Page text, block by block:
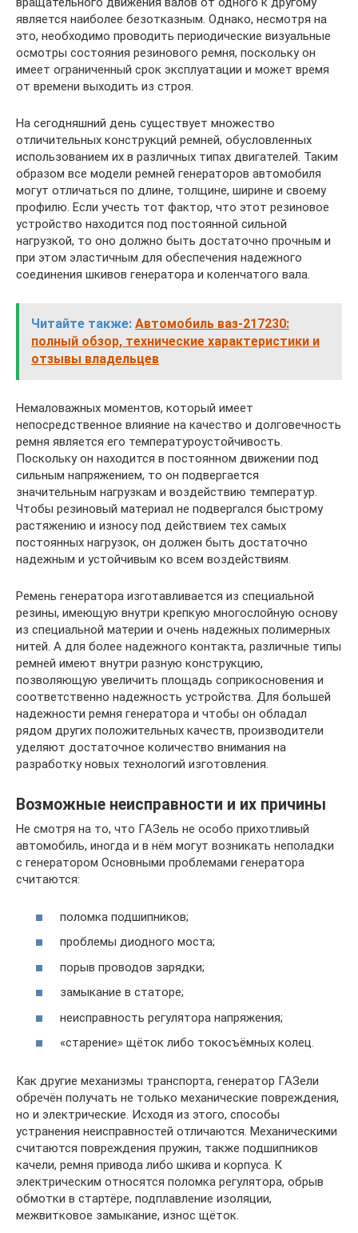
является наиболее безотказным. Однако, несмотря на
это, необходимо проводить периодические визуальные
осмотры состояния резинового ремня, поскольку он
имеет ограниченный срок эксплуатации и может время
от времени выходить из строя.
На сегодняшний день существует множество
отличительных конструкций ремней, обусловленных
использованием их в различных типах двигателей. Таким
образом все модели ремней генераторов автомобиля
могут отличаться по длине, толщине, ширине и своему
профилю. Если учесть тот фактор, что этот резиновое
устройство находится под постоянной сильной
нагрузкой, то оно должно быть достаточно прочным и
при этом эластичным для обеспечения надежного
соединения шкивов генератора и коленчатого вала.
Читайте также: Автомобиль ваз-217230:
полный обзор, технические характеристики и
отзывы владельцев
Немаловажных моментов, который имеет
непосредственное влияние на качество и долговечность
ремня является его температуроустойчивость.
Поскольку он находится в постоянном движении под
сильным напряжением, то он подвергается
значительным нагрузкам и воздействию температур.
Чтобы резиновый материал не подвергался быстрому
растяжению и износу под действием тех самых
постоянных нагрузок, он должен быть достаточно
надежным и устойчивым ко всем воздействиям.
Ремень генератора изготавливается из специальной
резины, имеющую внутри крепкую многослойную основу
из специальной материи и очень надежных полимерных
нитей. А для более надежного контакта, различные типы
ремней имеют внутри разную конструкцию,
позволяющую увеличить площадь соприкосновения и
соответственно надежность устройства. Для большей
надежности ремня генератора и чтобы он обладал
рядом других положительных качеств, производители
уделяют достаточное количество внимания на
разработку новых технологий изготовления.
Возможные неисправности и их причины
Не смотря на то, что ГАЗель не особо прихотливый
автомобиль, иногда и в нём могут возникать неполадки
с генератором Основными проблемами генератора
считаются:
поломка подшипников;
проблемы диодного моста;
порыв проводов зарядки;
замыкание в статоре;
неисправность регулятора напряжения;
«старение» щёток либо токосъёмных колец.
Как другие механизмы транспорта, генератор ГАЗели
обречён получать не только механические повреждения,
но и электрические. Исходя из этого, способы
устранения неисправностей отличаются. Механическими
считаются повреждения пружин, также подшипников
качели, ремня привода либо шкива и корпуса. К
электрическим относятся поломка регулятора, обрыв
обмотки в стартёре, подплавление изоляции,
межвитковое замыкание, износ щёток.